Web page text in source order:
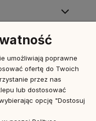
umożliwiają poprawne
ofertę do Twoich
przez nas
lub dostosować
opcję "Dostosuj